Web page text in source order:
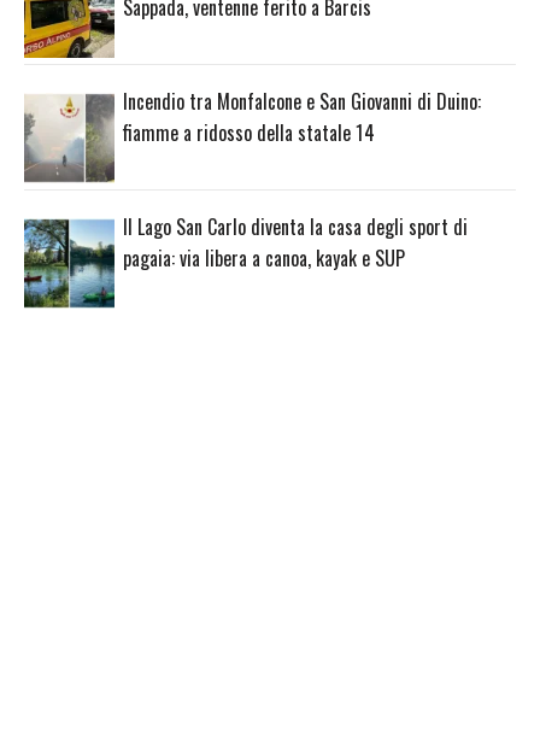
Sappada, ventenne ferito a Barcis
Incendio tra Monfalcone e San Giovanni di Duino:
fiamme a ridosso della statale 14
Il Lago San Carlo diventa la casa degli sport di
pagaia: via libera a canoa, kayak e SUP